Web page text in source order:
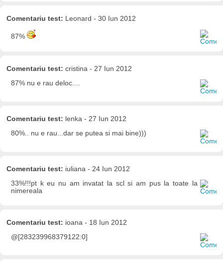
Comentariu test: Leonard - 30 Iun 2012
87%
Comentariu test: cristina - 27 Iun 2012
87% nu e rau deloc....
Comentariu test: lenka - 27 Iun 2012
80%.. nu e rau...dar se putea si mai bine)))
Comentariu test: iuliana - 24 Iun 2012
33%!!!pt k eu nu am invatat la scl si am pus la toate la
nimereala
Comentariu test: ioana - 18 Iun 2012
@[283239968379122:0]